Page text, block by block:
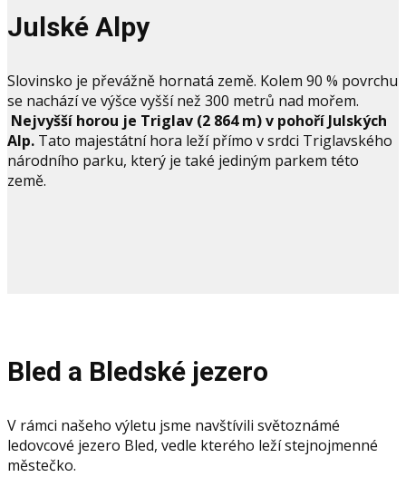
Julské Alpy
Slovinsko je převážně hornatá země. Kolem 90 % povrchu
se nachází ve výšce vyšší než 300 metrů nad mořem.
Nejvyšší horou je Triglav (2 864 m) v pohoří Julských
Alp. Tato majestátní hora leží přímo v srdci Triglavského
národního parku, který je také jediným parkem této
země.
Bled a Bledské jezero
V rámci našeho výletu jsme navštívili světoznámé
ledovcové jezero Bled, vedle kterého leží stejnojmenné
městečko.